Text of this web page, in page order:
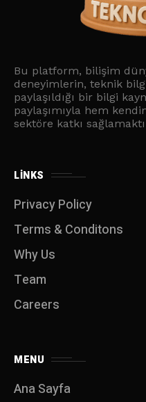
Bu platform, bilişim
deneyimlerin, teknik
paylaşıldığı bir bilgi
paylaşımıyla hem
sektöre katkı
LINKS
Privacy Policy
Terms & Conditons
Why Us
Team
Careers
MENU
Ana Sayfa